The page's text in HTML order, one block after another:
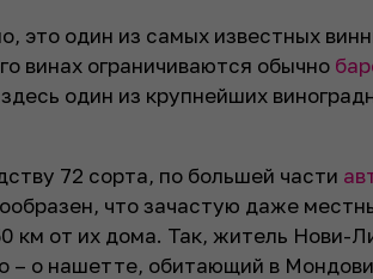
это один из самых известных
винах ограничиваются обычно
один из крупнейших
72 сорта, по большей части
что зачастую даже
км от их дома. Так, житель Нови-
о нашетте, обитающий в